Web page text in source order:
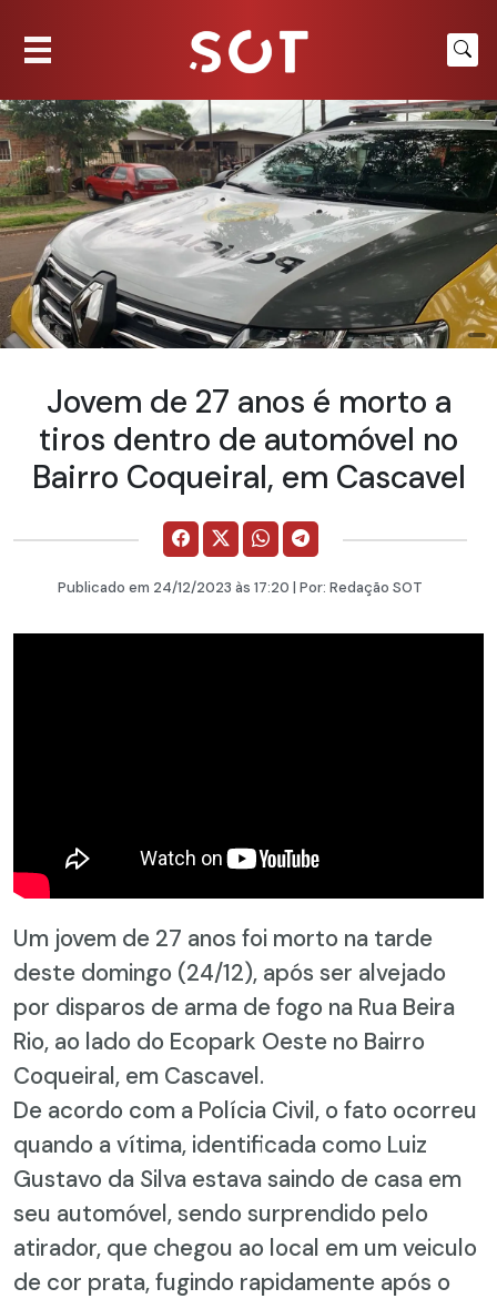
Jovem de 27 anos é morto a
tiros dentro de automóvel no
Bairro Coqueiral, em Cascavel
Publicado em 24/12/2023 às 17:20 | Por: Redação SOT
Um jovem de 27 anos foi morto na tarde
deste domingo (24/12), após ser alvejado
por disparos de arma de fogo na Rua Beira
Rio, ao lado do Ecopark Oeste no Bairro
Coqueiral, em Cascavel.
De acordo com a Polícia Civil, o fato ocorreu
quando a vítima, identificada como Luiz
Gustavo da Silva estava saindo de casa em
seu automóvel, sendo surprendido pelo
atirador, que chegou ao local em um veiculo
de cor prata, fugindo rapidamente após o